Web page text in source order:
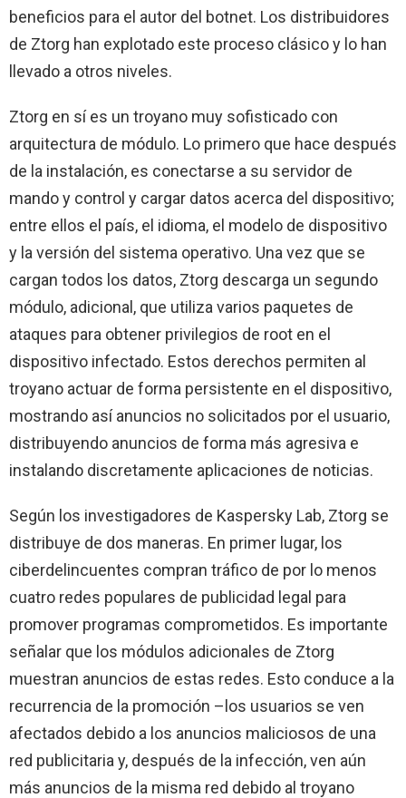
beneficios para el autor del botnet. Los distribuidores
de Ztorg han explotado este proceso clásico y lo han
llevado a otros niveles.
Ztorg en sí es un troyano muy sofisticado con
arquitectura de módulo. Lo primero que hace después
de la instalación, es conectarse a su servidor de
mando y control y cargar datos acerca del dispositivo;
entre ellos el país, el idioma, el modelo de dispositivo
y la versión del sistema operativo. Una vez que se
cargan todos los datos, Ztorg descarga un segundo
módulo, adicional, que utiliza varios paquetes de
ataques para obtener privilegios de root en el
dispositivo infectado. Estos derechos permiten al
troyano actuar de forma persistente en el dispositivo,
mostrando así anuncios no solicitados por el usuario,
distribuyendo anuncios de forma más agresiva e
instalando discretamente aplicaciones de noticias.
Según los investigadores de Kaspersky Lab, Ztorg se
distribuye de dos maneras. En primer lugar, los
ciberdelincuentes compran tráfico de por lo menos
cuatro redes populares de publicidad legal para
promover programas comprometidos. Es importante
señalar que los módulos adicionales de Ztorg
muestran anuncios de estas redes. Esto conduce a la
recurrencia de la promoción –los usuarios se ven
afectados debido a los anuncios maliciosos de una
red publicitaria y, después de la infección, ven aún
más anuncios de la misma red debido al troyano